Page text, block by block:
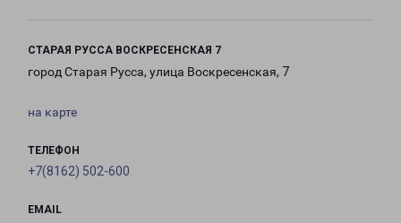
СТАРАЯ РУССА ВОСКРЕСЕНСКАЯ 7
город Старая Русса, улица Воскресенская, 7
на карте
ТЕЛЕФОН
+7(8162) 502-600
EMAIL